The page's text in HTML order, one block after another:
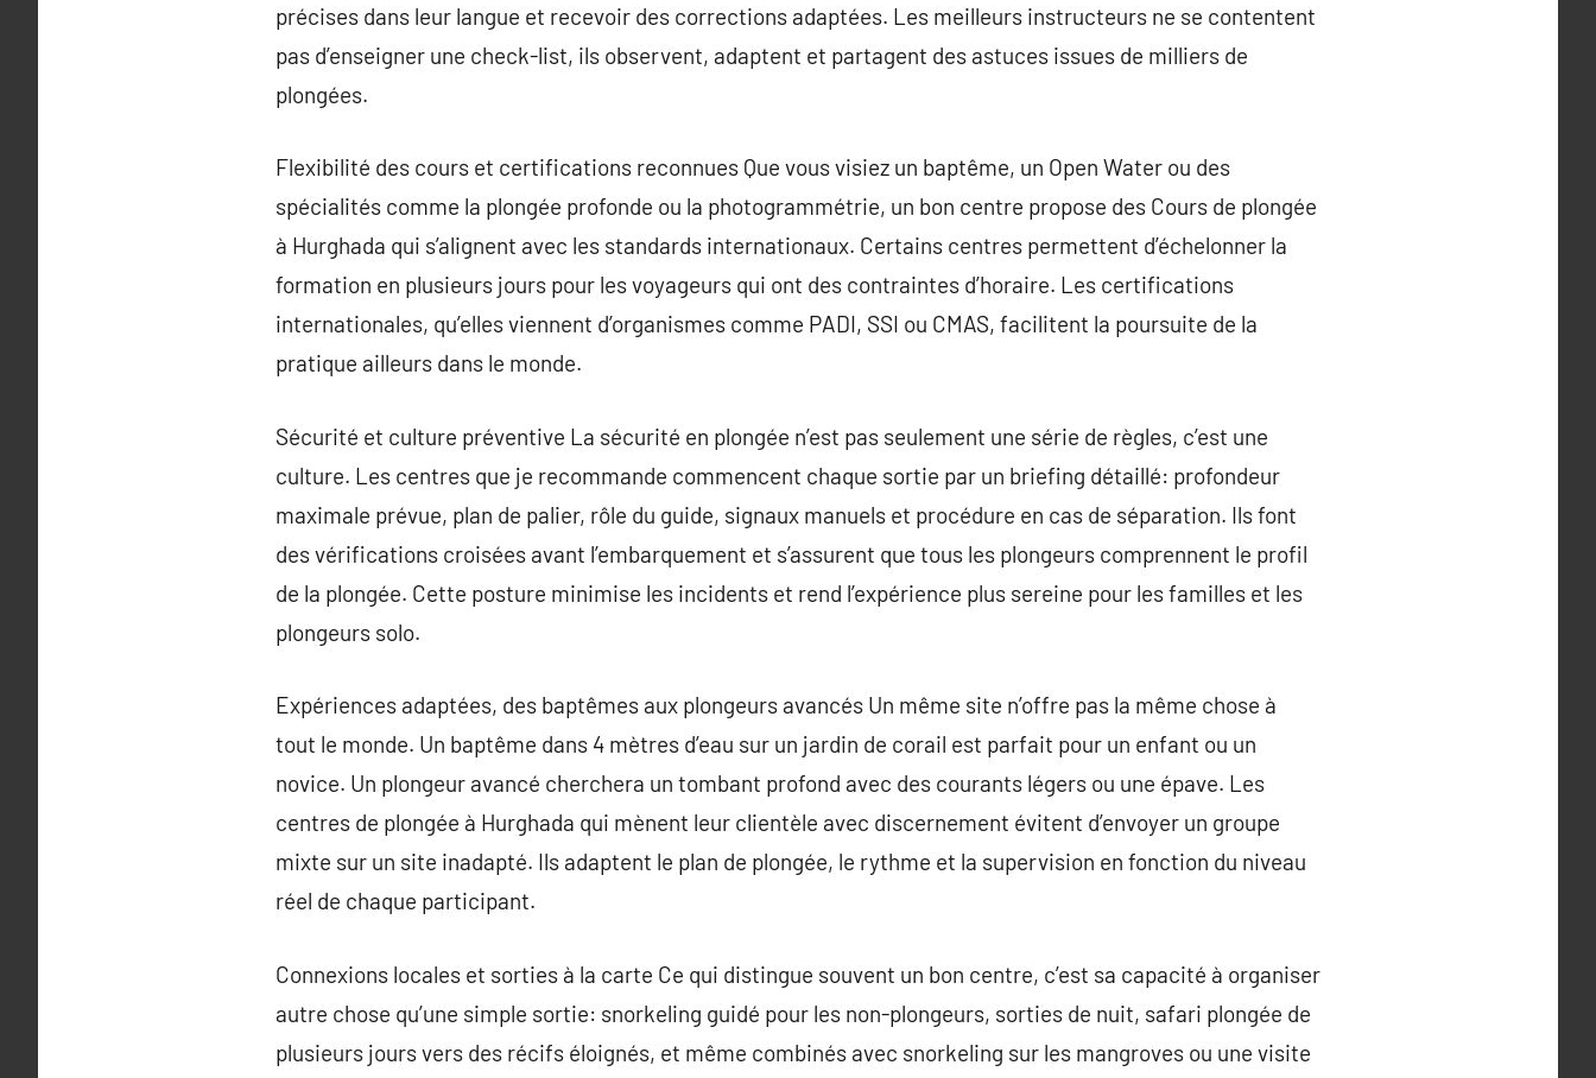
précises dans leur langue et recevoir des corrections adaptées. Les meilleurs instructeurs ne se contentent
pas d’enseigner une check-list, ils observent, adaptent et partagent des astuces issues de milliers de
plongées.
Flexibilité des cours et certifications reconnues Que vous visiez un baptême, un Open Water ou des
spécialités comme la plongée profonde ou la photogrammétrie, un bon centre propose des Cours de plongée
à Hurghada qui s’alignent avec les standards internationaux. Certains centres permettent d’échelonner la
formation en plusieurs jours pour les voyageurs qui ont des contraintes d’horaire. Les certifications
internationales, qu’elles viennent d’organismes comme PADI, SSI ou CMAS, facilitent la poursuite de la
pratique ailleurs dans le monde.
Sécurité et culture préventive La sécurité en plongée n’est pas seulement une série de règles, c’est une
culture. Les centres que je recommande commencent chaque sortie par un briefing détaillé: profondeur
maximale prévue, plan de palier, rôle du guide, signaux manuels et procédure en cas de séparation. Ils font
des vérifications croisées avant l’embarquement et s’assurent que tous les plongeurs comprennent le profil
de la plongée. Cette posture minimise les incidents et rend l’expérience plus sereine pour les familles et les
plongeurs solo.
Expériences adaptées, des baptêmes aux plongeurs avancés Un même site n’offre pas la même chose à
tout le monde. Un baptême dans 4 mètres d’eau sur un jardin de corail est parfait pour un enfant ou un
novice. Un plongeur avancé cherchera un tombant profond avec des courants légers ou une épave. Les
centres de plongée à Hurghada qui mènent leur clientèle avec discernement évitent d’envoyer un groupe
mixte sur un site inadapté. Ils adaptent le plan de plongée, le rythme et la supervision en fonction du niveau
réel de chaque participant.
Connexions locales et sorties à la carte Ce qui distingue souvent un bon centre, c’est sa capacité à organiser
autre chose qu’une simple sortie: snorkeling guidé pour les non-plongeurs, sorties de nuit, safari plongée de
plusieurs jours vers des récifs éloignés, et même combinés avec snorkeling sur les mangroves ou une visite